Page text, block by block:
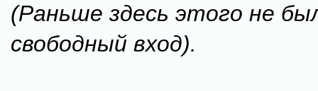
(Раньше здесь этого не
свободный вход).